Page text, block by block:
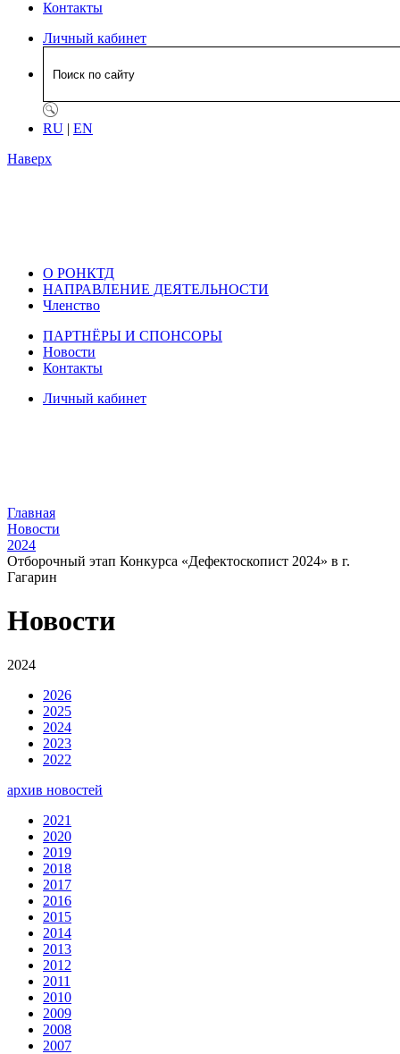
Контакты
Личный кабинет
RU | EN
Наверх
О РОНКТД
НАПРАВЛЕНИЕ ДЕЯТЕЛЬНОСТИ
Членство
ПАРТНЁРЫ И СПОНСОРЫ
Новости
Контакты
Личный кабинет
Главная
Новости
2024
Отборочный этап Конкурса «Дефектоскопист 2024» в г.
Гагарин
Новости
2024
2026
2025
2024
2023
2022
архив новостей
2021
2020
2019
2018
2017
2016
2015
2014
2013
2012
2011
2010
2009
2008
2007